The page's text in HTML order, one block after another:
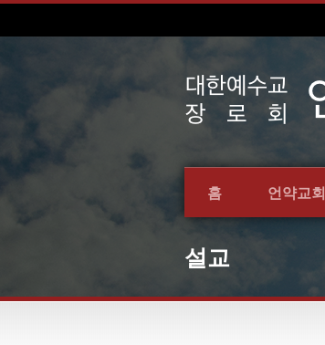
홈 언약교회
설교